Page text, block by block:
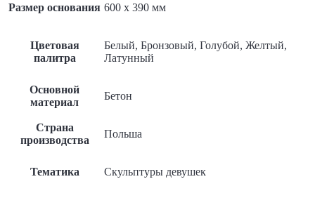
Размер основания 600 x 390 мм
Цветовая
палитра
Белый, Бронзовый, Голубой, Желтый,
Латунный
Основной
материал
Бетон
Страна
производства
Польша
Тематика Скульптуры девушек